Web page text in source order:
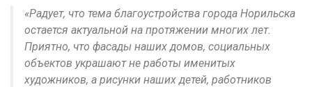
«Радует, что тема благоустройства города Норильска
остается актуальной на протяжении многих лет.
Приятно, что фасады наших домов, социальных
объектов украшают не работы именитых
художников, а рисунки наших детей, работников